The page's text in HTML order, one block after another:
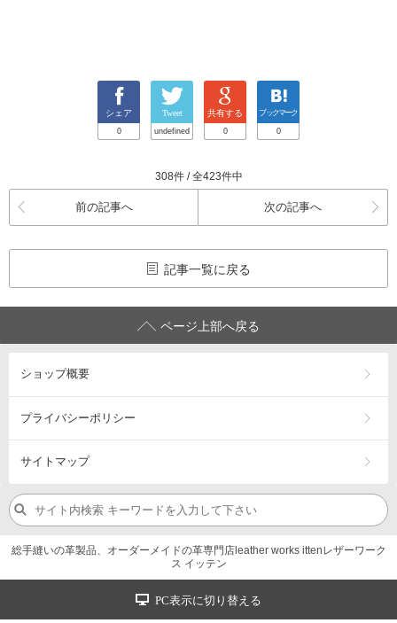
シェア
0
Tweet
undefined
共有する
0
ブックマーク
0
308件 / 全423件中
前の記事へ 次の記事へ
記事一覧に戻る
ページ上部へ戻る
ショップ概要
プライバシーポリシー
サイトマップ
総手縫いの革製品、オーダーメイドの革専門店leather works ittenレザーワーク
ス イッテン
PC表示に切り替える